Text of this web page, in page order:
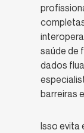
saúde de
dados
barreiras
Isso evita